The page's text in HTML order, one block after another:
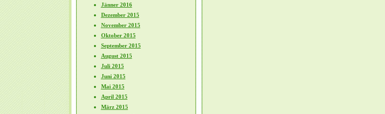
Jänner 2016
Dezember 2015
November 2015
Oktober 2015
September 2015
August 2015
Juli 2015
Juni 2015
Mai 2015
April 2015
März 2015